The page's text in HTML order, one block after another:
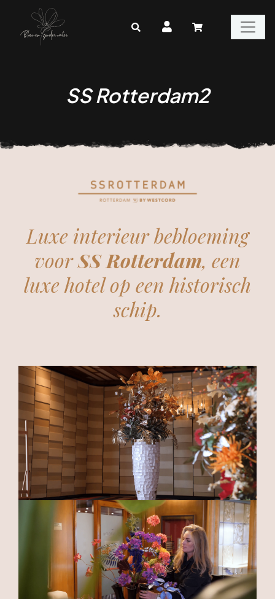
SS Rotterdam2
Luxe interieur bebloeming
voorSS Rotterdam, een
luxe hotel op een historisch
schip.